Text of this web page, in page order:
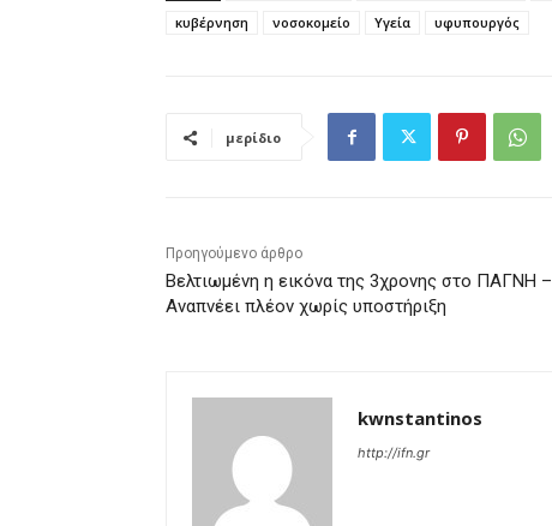
κυβέρνηση
νοσοκομείο Υγεία υφυπουργός
μερίδιο
Προηγούμενο άρθρο
Βελτιωμένη η εικόνα της 3χρονης στο ΠΑΓΝΗ –
Αναπνέει πλέον χωρίς υποστήριξη
kwnstantinos
http://ifn.gr